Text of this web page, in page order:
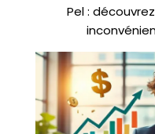
Pel :